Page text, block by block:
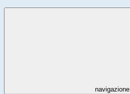
navigazione